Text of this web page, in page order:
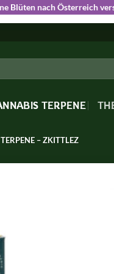
Blüten nach Österreich
TERPENE
– ZKITTLEZ